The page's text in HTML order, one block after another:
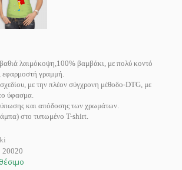
λαιμόκοψη,100% βαμβάκι, με πολύ κοντό
εφαρμοστή γραμμή.
με την πλέον σύγχρονη μέθοδο-DTG, με
ύφασμα.
και απόδοσης των χρωμάτων.
στο τυπωμένο T-shirt.
20020